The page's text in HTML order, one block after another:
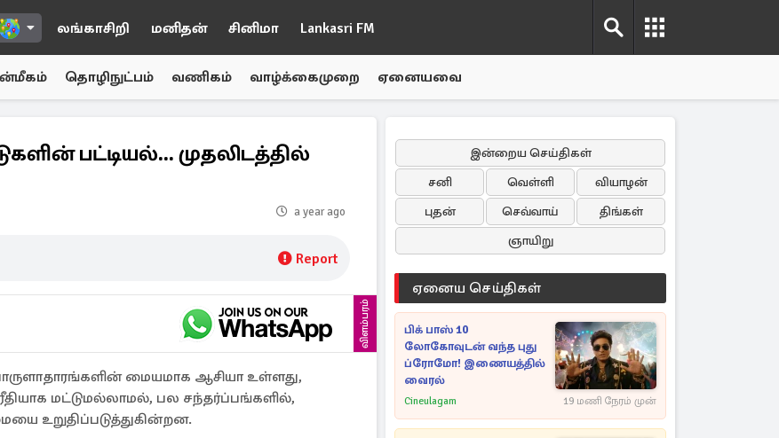
லங்காசிறி மனிதன் சினிமா Lankasri FM
தொழிநுட்பம் வணிகம் வாழ்க்கைமுறை ஏனையவை
பட்டியல்... முதலிடத்தில்
a year ago
Report
விளம்பரம்
மையமாக ஆசியா உள்ளது,
ரீதியாக மட்டுமல்லாமல், பல சந்தர்ப்பங்களில்,
உறுதிப்படுத்துகின்றன.
இன்றைய செய்திகள்
சனி
வெள்ளி
வியாழன்
புதன்
செவ்வாய்
திங்கள்
ஞாயிறு
ஏனைய செய்திகள்
பிக் பாஸ் 10
லோகோவுடன் வந்த புது
ப்ரோமோ! இணையத்தில்
வைரல்
Cineulagam 19 மணி நேரம் முன்